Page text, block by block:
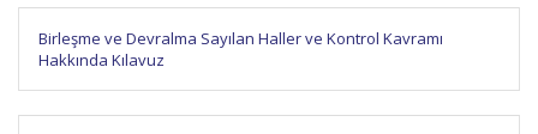
Birleşme ve Devralma Sayılan Haller ve Kontrol Kavramı
Hakkında Kılavuz